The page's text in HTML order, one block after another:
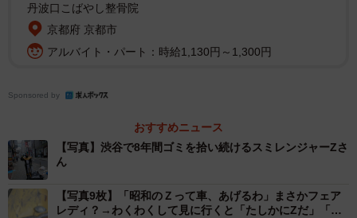
さらに後日、イベントがない平日の渋谷を訪れた際にも、
街中に多くのゴミが捨てられている現実を目の当たりにし
当初は仮装姿でハロウィン清掃を行ったところ、多くの人
が注目してくれたそうです。
丹波口こばやし整骨院
京都府 京都市
アルバイト・パート：時給1,130円～1,300円
Sponsored by
おすすめニュース
【写真】渋谷で8年間ゴミを拾い続けるスミレンジャーZさ
ん
【写真9枚】「昭和のＺって車、あげるわ」まさかフェア
レディ？→わくわくして見に行くと「たしかにZだ」「激